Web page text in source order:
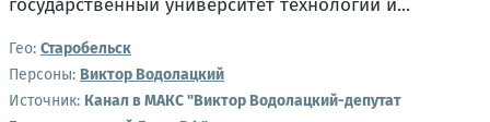
Гео: Старобельск
Персоны: Виктор Водолацкий
Источник: Канал в МАКС "Виктор Водолацкий-депутат